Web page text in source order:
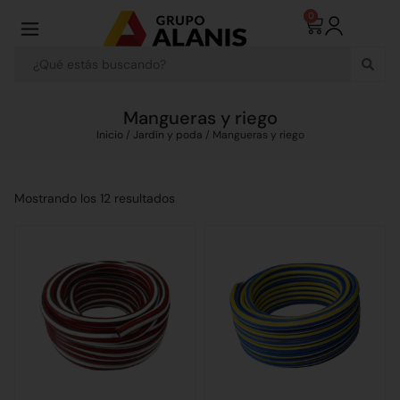
0
Mangueras y riego
Inicio / Jardín y poda / Mangueras y riego
Mostrando los 12 resultados